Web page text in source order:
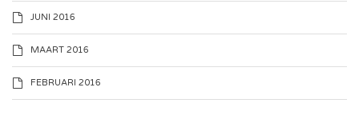
JUNI 2016
MAART 2016
FEBRUARI 2016